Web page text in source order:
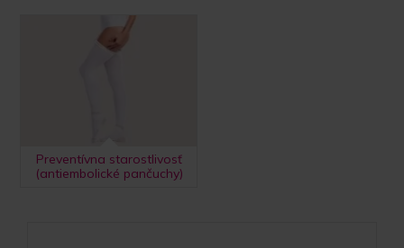
Preventívna starostlivosť
(antiembolické pančuchy)